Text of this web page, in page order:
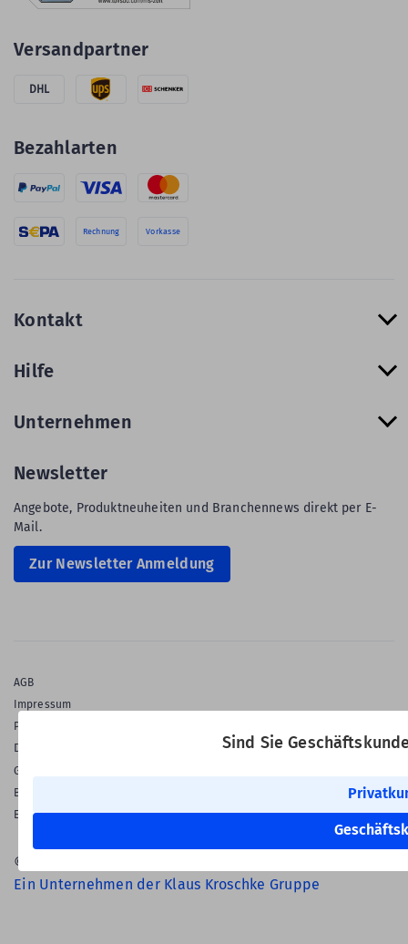
Sind Sie
Versandpartner
DHL
Bezahlarten
Rechnung Vorkasse
Kontakt
Hilfe
Unternehmen
Newsletter
Angebote, Produktneuheiten und Branchennews direkt per E-
Mail.
Zur Newsletter Anmeldung
AGB
Impressum
Privatsphäre & Datenschutz
Datenschutz-Einstellungen
Gewährleistung
Barrierefreiheitserklärung
English Language
© 2026 Labelident GmbH
Ein Unternehmen der Klaus Kroschke Gruppe